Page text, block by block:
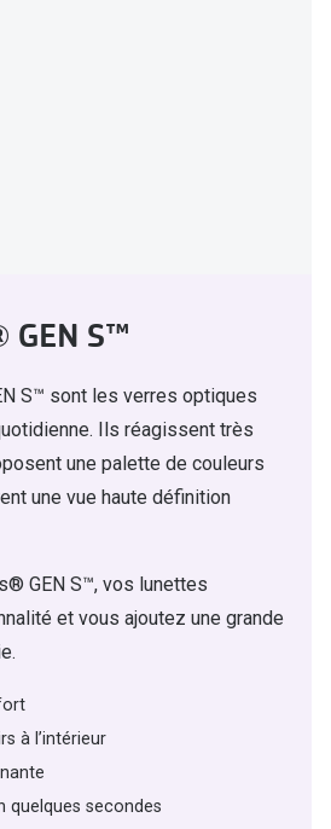
GEN S™
S™ sont les verres optiques
Ils réagissent très
une palette de couleurs
une vue haute définition
GEN S™, vos lunettes
et vous ajoutez une grande
à l’intérieur
quelques secondes